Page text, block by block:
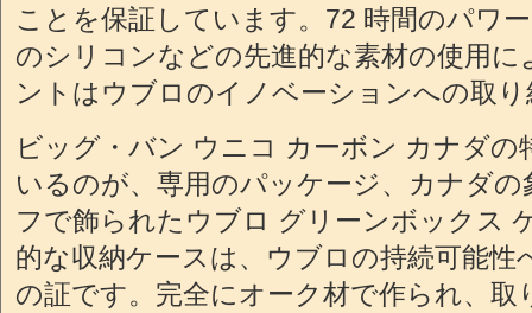
ことを保証しています。72 時間のパワ
のシリコンなどの先進的な素材の使用
ントはウブロのイノベーションへの取
ビッグ・バン ウニコ カーボン カナダの
いるのが、専用のパッケージ、カナダ
フで飾られたウブロ グリーンボックス
的な収納ケースは、ウブロの持続可能性
の証です。完全にオーク材で作られ、取